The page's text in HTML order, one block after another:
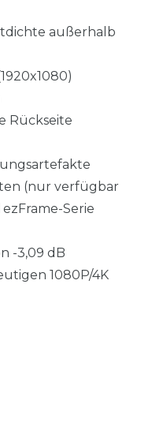
außerhalb
Rückseite
(nur verfügbar
Serie
-3,09 dB
1080P/4K